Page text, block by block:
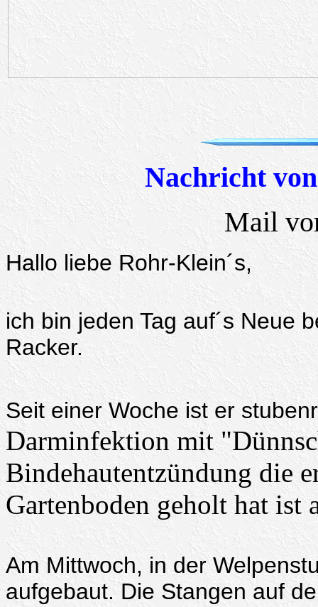
Nachricht
Mail
Hallo liebe Rohr-Klein´s,
ich bin jeden Tag auf´s Neue
Racker.
Seit einer Woche ist er
Darminfektion mit
Bindehautentzündung die
Gartenboden geholt hat ist
Am Mittwoch, in der
aufgebaut. Die Stangen auf